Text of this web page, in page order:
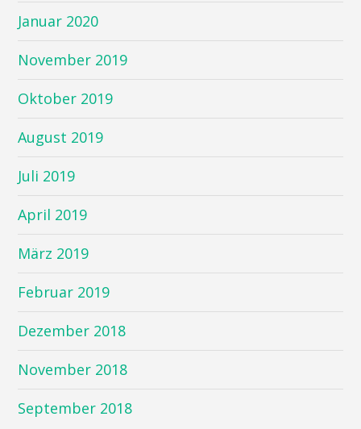
Januar 2020
November 2019
Oktober 2019
August 2019
Juli 2019
April 2019
März 2019
Februar 2019
Dezember 2018
November 2018
September 2018